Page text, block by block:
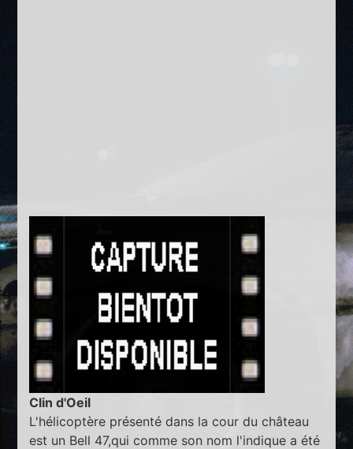
Clin d'Oeil
L'hélicoptère présenté dans la cour du château
est un Bell 47,qui comme son nom l'indique a été